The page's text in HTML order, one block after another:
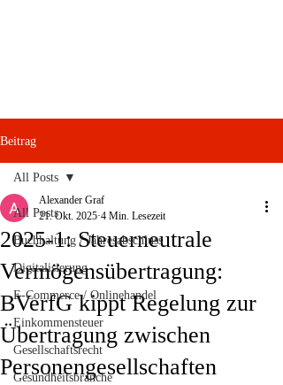
Beitrag
All Posts
Buchhaltung / Jahresabschluss
Digitalisierung
E-Commerce / Onlinehandel
Einkommensteuer
Gesellschaftsrecht
Gesundheitsbranche
All Posts
2025-1: Steuerneutrale
Vermögensübertragung:
BVerfG kippt Regelung zur
Übertragung zwischen
Personengesellschaften
Alexander Graf
21. Okt. 2025 4 Min. Lesezeit